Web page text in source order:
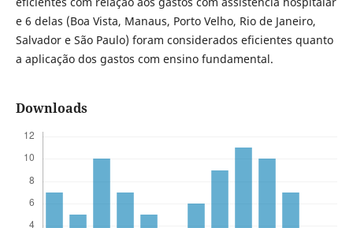
e 6 delas (Boa Vista, Manaus, Porto Velho, Rio de Janeiro,
Salvador e São Paulo) foram considerados eficientes quanto
a aplicação dos gastos com ensino fundamental.
Downloads